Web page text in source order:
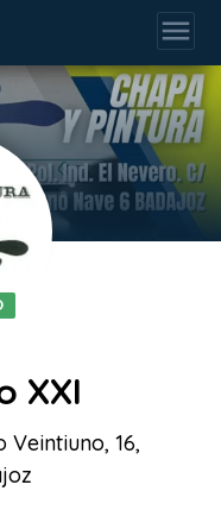
menu
XXI
Veintiuno, 16,